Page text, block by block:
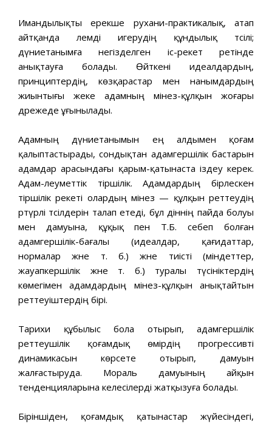
Имандылықты ерекше рухани-практикалық, атап
айтқанда әлемді игерудің құндылық тәсілі;
дүниетанымға негізделген іс-әрекет ретінде
анықтауға болады. Өйткені идеалдардың,
принциптердің, көзқарастар мен нанымдардың
жиынтығы жеке адамның мінез-құлқын жоғары
дәрежеде ұғынылады.
Адамның дүниетанымын ең алдымен қоғам
қалыптастырады, сондықтан адамгершілік бастарын
адамдар арасындағы қарым-қатынаста іздеу керек.
Адам-әлеуметтік тіршілік. Адамдардың бірлескен
тіршілік әрекеті олардың мінез — құлқын реттеудің
әртүрлі тәсілдерін талап етеді, бұл діннің пайда болуы
мен дамуына, құқық пен Т.Б. себеп болған
адамгершілік-бағалы (идеалдар, қағидаттар,
нормалар және т. б.) және тиісті (міндеттер,
жауапкершілік және т. б.) туралы түсініктердің
көмегімен адамдардың мінез-құлқын анықтайтын
реттеуіштердің бірі.
Тарихи құбылыс бола отырып, адамгершілік
реттеушілік қоғамдық өмірдің прогрессивті
динамикасын көрсете отырып, дамуын
жалғастыруда. Мораль дамуының айқын
тенденцияларына келесілерді жатқызуға болады.
Біріншіден, қоғамдық қатынастар жүйесіндегі,